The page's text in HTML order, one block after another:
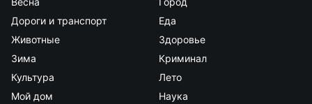
Дороги и транспорт
Еда
Животные
Здоровье
Зима
Криминал
Культура
Лето
Мой дом
Наука